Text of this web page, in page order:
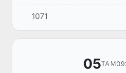
интеграциялау жүйесін түбегейлі жетілдіруге
бағытталған қосымша іс-
Президентінің Жарлығы
1071
05ТАМ